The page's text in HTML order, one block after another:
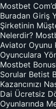
Mostbet
Buradan Giriş
Şirketinin
Nelerdir?
Aviator Oyunu
Oyunculara
Mostbet
Sorular Betist
Kazancınızı
Dai Ücretsiz
Oyunlarında